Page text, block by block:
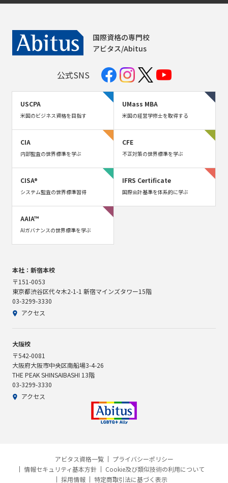
国際資格の専門校
アビタス/Abitus
公式SNS
USCPA
米国のビジネス資格を目指す
UMass MBA
米国の経営学修士を取得する
CIA
内部監査の世界標準を学ぶ
CFE
不正対策の世界標準を学ぶ
CISA®
システム監査の世界標準習得
IFRS Certificate
国際会計基準を体系的に学ぶ
AAIA™
AIガバナンスの世界標準を学ぶ
本社：新宿本校
〒151-0053
東京都渋谷区代々木2-1-1 新宿マインズタワー15階
03-3299-3330
アクセス
大阪校
〒542-0081
大阪府大阪市中央区南船場3-4-26
THE PEAK SHINSAIBASHI 13階
03-3299-3330
アクセス
アビタス資格一覧
プライバシーポリシー
情報セキュリティ基本方針
Cookie及び類似技術の利用について
採用情報
特定商取引法に基づく表示